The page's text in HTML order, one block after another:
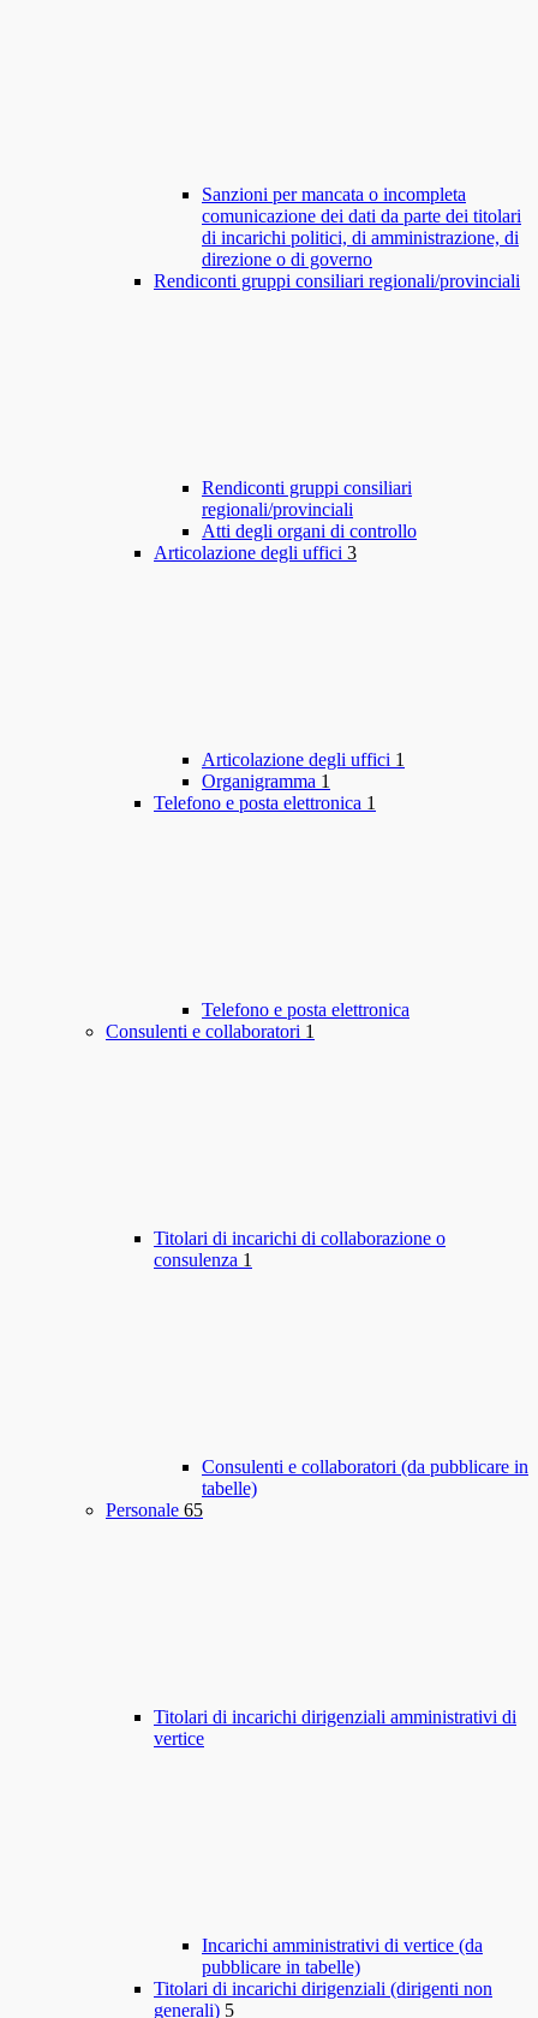
Sanzioni per mancata o incompleta
comunicazione dei dati da parte dei titolari
di incarichi politici, di amministrazione, di
direzione o di governo
Rendiconti gruppi consiliari regionali/provinciali
Rendiconti gruppi consiliari
regionali/provinciali
Atti degli organi di controllo
Articolazione degli uffici 3
Articolazione degli uffici 1
Organigramma 1
Telefono e posta elettronica 1
Telefono e posta elettronica
Consulenti e collaboratori 1
Titolari di incarichi di collaborazione o
consulenza 1
Consulenti e collaboratori (da pubblicare in
tabelle)
Personale 65
Titolari di incarichi dirigenziali amministrativi di
vertice
Incarichi amministrativi di vertice (da
pubblicare in tabelle)
Titolari di incarichi dirigenziali (dirigenti non
generali) 5